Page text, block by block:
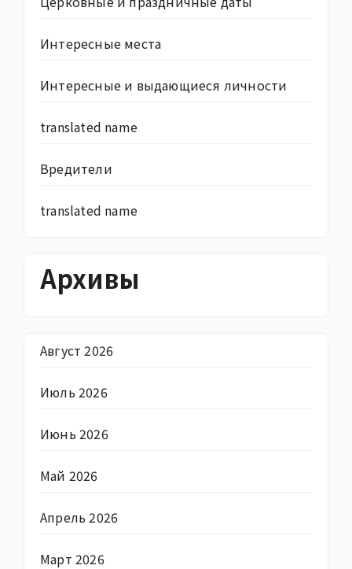
Интересные места
Интересные и выдающиеся личности
translated name
Вредители
translated name
Архивы
Август 2026
Июль 2026
Июнь 2026
Май 2026
Апрель 2026
Март 2026